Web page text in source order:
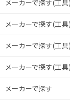
メーカーで探す(工具)
メーカーで探す(工
メーカーで探す(工
メーカーで探す(工
メーカーで探す